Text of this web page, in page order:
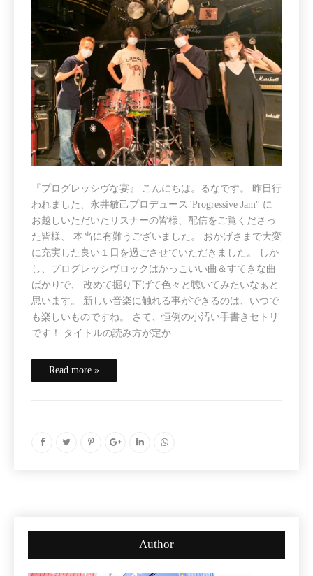
『プログレッシヴな宴』 こんにちは。るなです。 昨日行
われました、永井敏己プロデュース"Progressive Jam" に
お越しいただいたリスナーの皆様、配信をご覧くださっ
た皆様、 本当に有難うございました。 おかげさまで大変
に充実した良い１日を過ごさせていただきました。 しか
し、プログレッシヴロックはかっこいい曲＆すてきな曲
ばかりで、 改めて掘り下げて色々と聴いてみたいなぁと
思います。 新しい音楽に触れる事ができるのは、いつで
も楽しいものですね。 さて、恒例の小汚い手書きセトリ
です！ タイトルの読み方が定か…
Read more »
Author